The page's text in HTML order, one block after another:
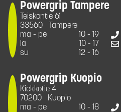
Powergrip Tampere
Teiskontie 61
33560
Tampere
ma - pe
10 - 19
la
10 - 17
su
12 - 16
Powergrip Kuopio
Kiekkotie 4
70200
Kuopio
ma - pe
10 - 18